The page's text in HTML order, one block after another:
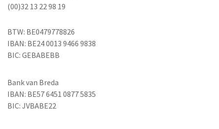
(00)32 13 22 98 19
BTW: BE0479778826
IBAN: BE24 0013 9466 9838
BIC: GEBABEBB
Bank van Breda
IBAN: BE57 6451 0877 5835
BIC: JVBABE22